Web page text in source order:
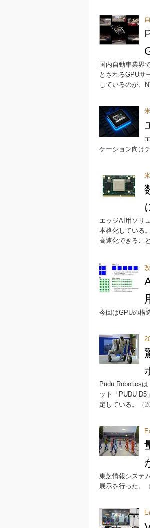
国内自動車業界
とされるGPUサ
しているのが、
ケーション向け
エッジAI用ソリ
本格化している
高速化できるこ
今回はGPUの構
Pudu Robotics
ット「PUDU
定している。
（
東芝情報システ
展示を行った。